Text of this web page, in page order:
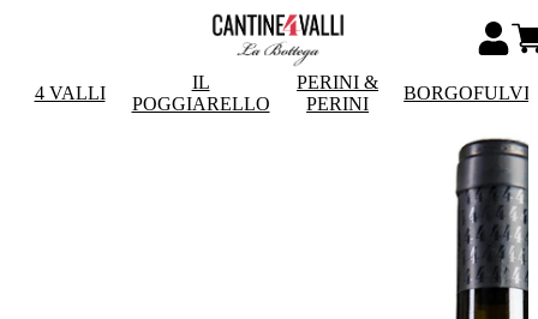
4 VALLI
IL
POGGIARELLO
PERINI &
PERINI